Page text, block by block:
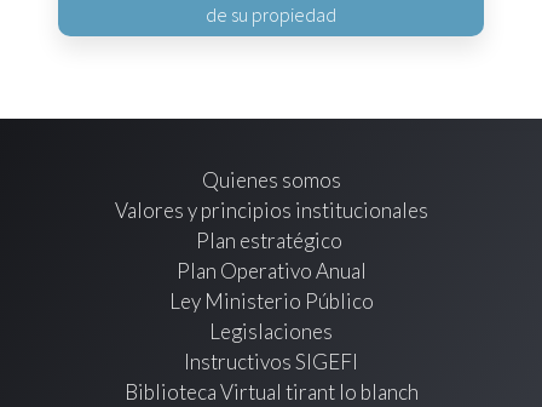
de su propiedad
Quienes somos
Valores y principios institucionales
Plan estratégico
Plan Operativo Anual
Ley Ministerio Público
Legislaciones
Instructivos SIGEFI
Biblioteca Virtual tirant lo blanch